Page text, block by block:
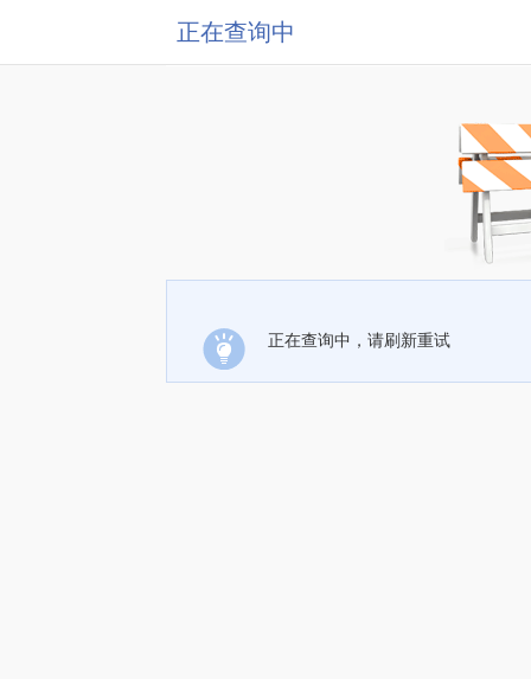
正在查询中
正在查询中，请刷新重试